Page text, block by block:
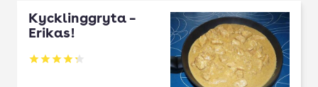
Kycklinggryta –
Erikas!
Betyg: 4.25 av 5